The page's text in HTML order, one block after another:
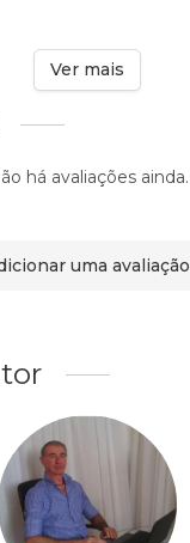
Ver mais
há avaliações ainda.
uma avaliação